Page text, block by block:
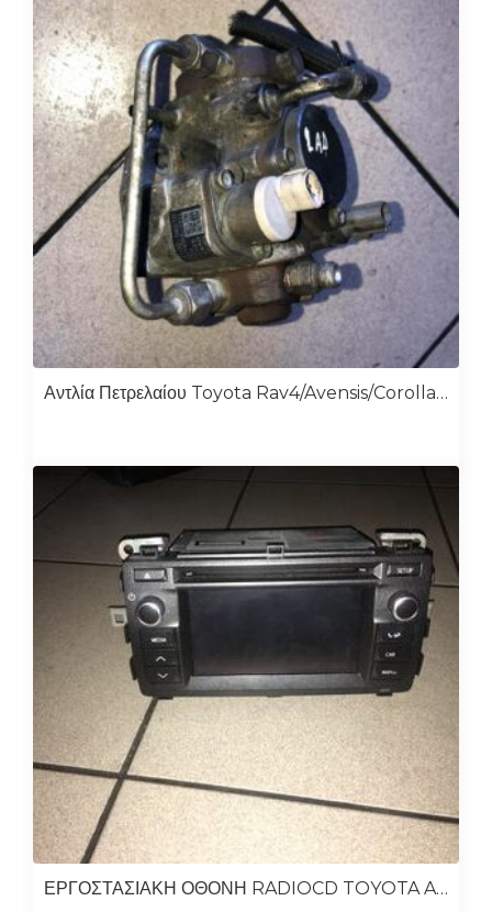
Αντλία Πετρελαίου Toyota Rav4/Avensis/Corolla D4D 2ad 22100-0R010
ΕΡΓΟΣΤΑΣΙΑΚΗ ΟΘΟΝΗ RADIOCD TOYOTA AURIS 2013